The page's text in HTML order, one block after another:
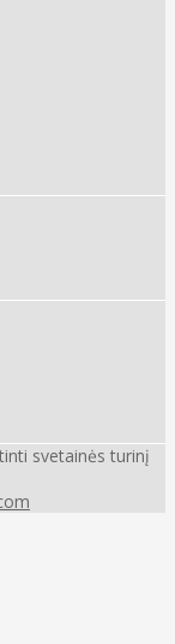
svetainės turinį